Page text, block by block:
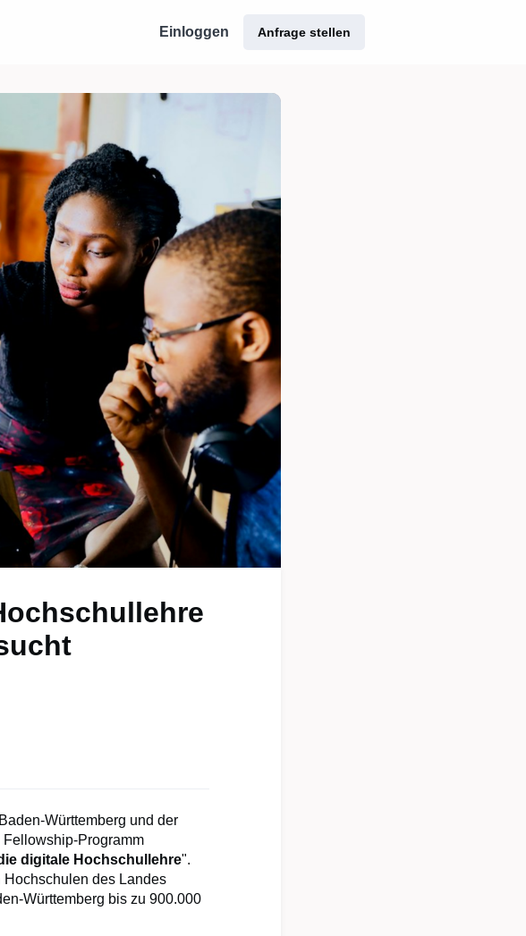
Einloggen Anfrage stellen
Württemberg und der
Programm
digitale Hochschullehre".
Hochschulen des Landes
Württemberg bis zu 900.000